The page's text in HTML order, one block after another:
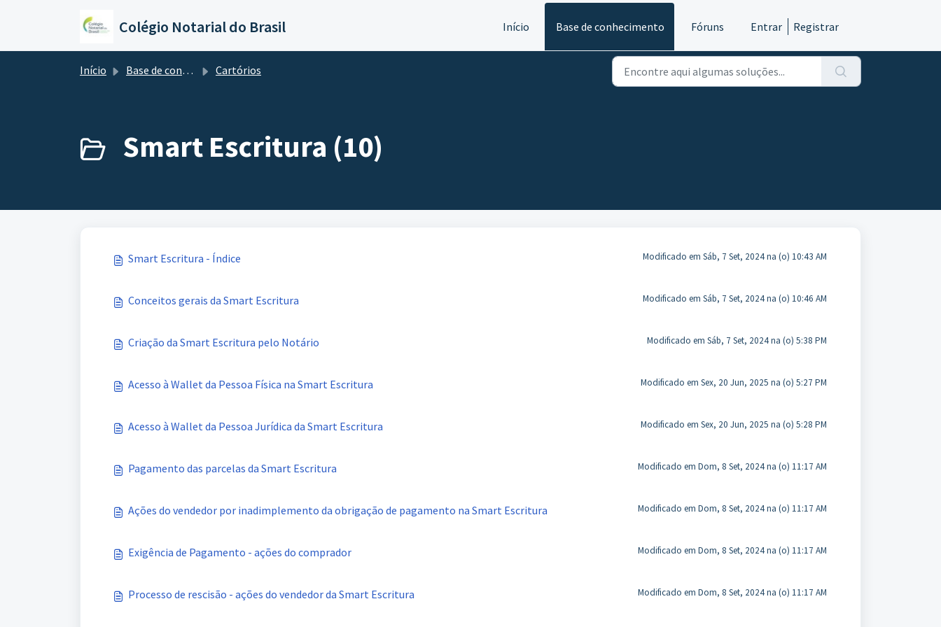
Colégio Notarial do Brasil Início Base de conhecimento Fóruns Entrar Registrar
Início Base de conhecimento Cartórios
Smart Escritura (10)
Smart Escritura - Índice Modificado em Sáb, 7 Set, 2024 na (o) 10:43 AM
Conceitos gerais da Smart Escritura Modificado em Sáb, 7 Set, 2024 na (o) 10:46 AM
Criação da Smart Escritura pelo Notário Modificado em Sáb, 7 Set, 2024 na (o) 5:38 PM
Acesso à Wallet da Pessoa Física na Smart Escritura Modificado em Sex, 20 Jun, 2025 na (o) 5:27 PM
Acesso à Wallet da Pessoa Jurídica da Smart Escritura Modificado em Sex, 20 Jun, 2025 na (o) 5:28 PM
Pagamento das parcelas da Smart Escritura Modificado em Dom, 8 Set, 2024 na (o) 11:17 AM
Ações do vendedor por inadimplemento da obrigação de pagamento na Smart Escritura Modificado em Dom, 8 Set, 2024 na (o) 11:17 AM
Exigência de Pagamento - ações do comprador Modificado em Dom, 8 Set, 2024 na (o) 11:17 AM
Processo de rescisão - ações do vendedor da Smart Escritura Modificado em Dom, 8 Set, 2024 na (o) 11:17 AM